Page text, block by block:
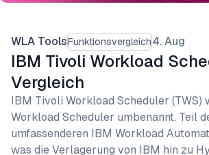
WLA ToolsFunktionsvergleich4. Aug
IBM Tivoli Workload
Vergleich
IBM Tivoli Workload Scheduler (TWS)
Workload Scheduler umbenannt, Teil
umfassenderen IBM Workload
was die Verlagerung von IBM hin zu